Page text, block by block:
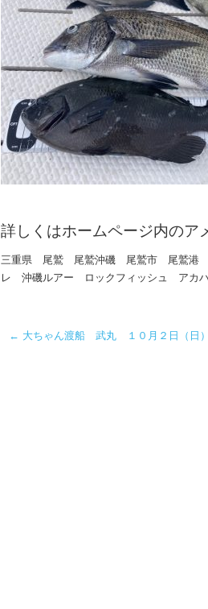
詳しくはホームページ内のア
三重県 尾鷲 尾鷲沖磯 尾鷲市 尾鷲港
レ 沖磯ルアー ロックフィッシュ アカ
← 大ちゃん渡船 武丸 １０月２日（日